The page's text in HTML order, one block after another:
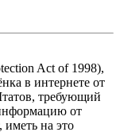
Act of 1998),
в интернете от
требующий
от
на это